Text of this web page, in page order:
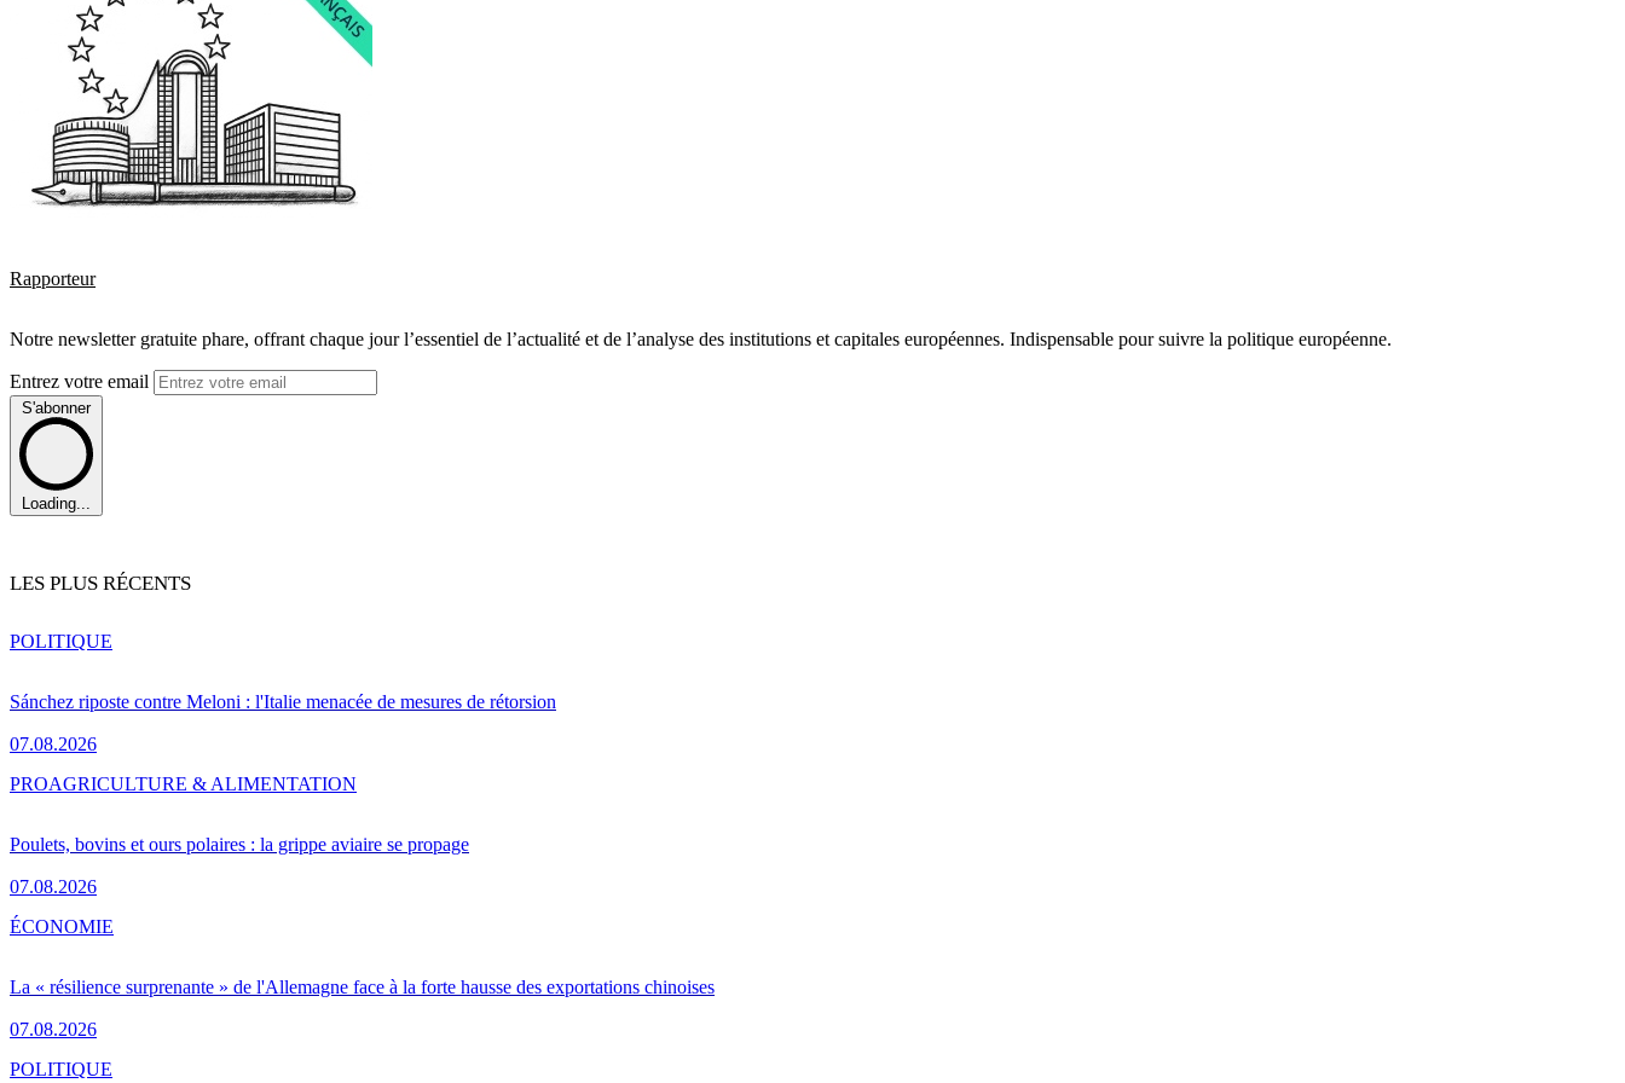
Rapporteur
Notre newsletter gratuite phare, offrant chaque jour l’essentiel de l’actualité et de l’analyse des institutions et capitales européennes. Indispensable pour suivre la politique européenne.
Entrez votre email
S'abonner
Loading...
LES PLUS RÉCENTS
Sánchez riposte contre Meloni : l'Italie menacée de mesures de rétorsion
07.08.2026
POLITIQUE
Poulets, bovins et ours polaires : la grippe aviaire se propage
07.08.2026
PROAGRICULTURE & ALIMENTATION
La « résilience surprenante » de l'Allemagne face à la forte hausse des exportations chinoises
07.08.2026
ÉCONOMIE
POLITIQUE